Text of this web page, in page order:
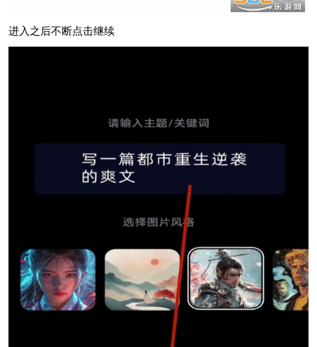
进入之后不断点击继续